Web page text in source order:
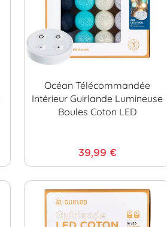
Océan Télécommandée
Intérieur Guirlande Lumineuse
Boules Coton LED
39,99 €